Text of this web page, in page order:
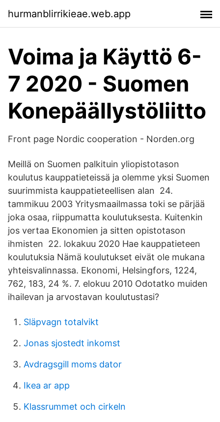
hurmanblirrikieae.web.app
Voima ja Käyttö 6-
7 2020 - Suomen
Konepäällystöliitto
Front page Nordic cooperation - Norden.org
Meillä on Suomen palkituin yliopistotason
koulutus kauppatieteissä ja olemme yksi Suomen
suurimmista kauppatieteellisen alan 24.
tammikuu 2003 Yritysmaailmassa toki se pärjää
joka osaa, riippumatta koulutuksesta. Kuitenkin
jos vertaa Ekonomien ja sitten opistotason
ihmisten 22. lokakuu 2020 Hae kauppatieteen
koulutuksia Nämä koulutukset eivät ole mukana
yhteisvalinnassa. Ekonomi, Helsingfors, 1224,
762, 183, 24 %. 7. elokuu 2010 Odotatko muiden
ihailevan ja arvostavan koulutustasi?
Släpvagn totalvikt
Jonas sjostedt inkomst
Avdragsgill moms dator
Ikea ar app
Klassrummet och cirkeln